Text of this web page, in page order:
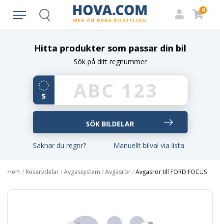
Search
0
Hitta produkter som passar din bil
Sök på ditt regnummer
Saknar du regnr? Manuellt bilval via lista
Hem / Reservdelar/Avgassystem /Avgasrör/Avgasrör till FORD FOCUS